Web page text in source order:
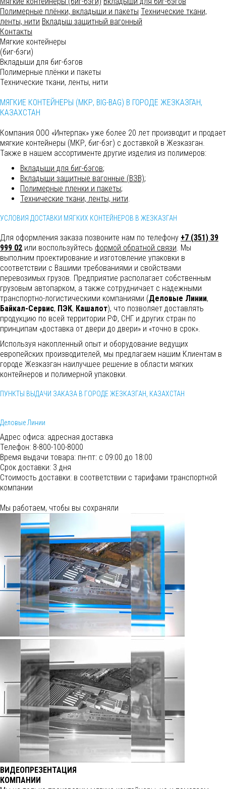
Полимерные плёнки, вкладыши и пакеты Технические ткани,
ленты, нити Вкладыш защитный вагонный
Контакты
Мягкие контейнеры
(биг-бэги)
Вкладыши для биг-бэгов
Полимерные плёнки и пакеты
Технические ткани, ленты, нити
МЯГКИЕ КОНТЕЙНЕРЫ (МКР, BIG-BAG) В ГОРОДЕ ЖЕЗКАЗГАН,
КАЗАХСТАН
Компания ООО «Интерпак» уже более 20 лет производит и продает
мягкие контейнеры (МКР, биг-бэг) с доставкой в Жезказган.
Также в нашем ассортименте другие изделия из полимеров:
Вкладыши для биг-бэгов;
Вкладыши защитные вагонные (ВЗВ);
Полимерные пленки и пакеты;
Технические ткани, ленты, нити.
УСЛОВИЯ ДОСТАВКИ МЯГКИХ КОНТЕЙНЕРОВ В ЖЕЗКАЗГАН
Для оформления заказа позвоните нам по телефону +7 (351) 39
999 02 или воспользуйтесь формой обратной связи. Мы
выполним проектирование и изготовление упаковки в
соответствии с Вашими требованиями и свойствами
перевозимых грузов. Предприятие располагает собственным
грузовым автопарком, а также сотрудничает с надежными
транспортно-логистическими компаниями (Деловые Линии,
Байкал-Сервис, ПЭК, Кашалот), что позволяет доставлять
продукцию по всей территории РФ, СНГ и других стран по
принципам «доставка от двери до двери» и «точно в срок».
Используя накопленный опыт и оборудование ведущих
европейских производителей, мы предлагаем нашим Клиентам в
городе Жезказган наилучшее решение в области мягких
контейнеров и полимерной упаковки.
ПУНКТЫ ВЫДАЧИ ЗАКАЗА В ГОРОДЕ ЖЕЗКАЗГАН, КАЗАХСТАН
Деловые Линии
Адрес офиса: адресная доставка
Телефон: 8-800-100-8000
Время выдачи товара: пн-пт: с 09:00 до 18:00
Срок доставки: 3 дня
Cтоимость доставки: в соответствии с тарифами транспортной
компании
Мы работаем, чтобы вы сохраняли
ВИДЕОПРЕЗЕНТАЦИЯ
КОМПАНИИ